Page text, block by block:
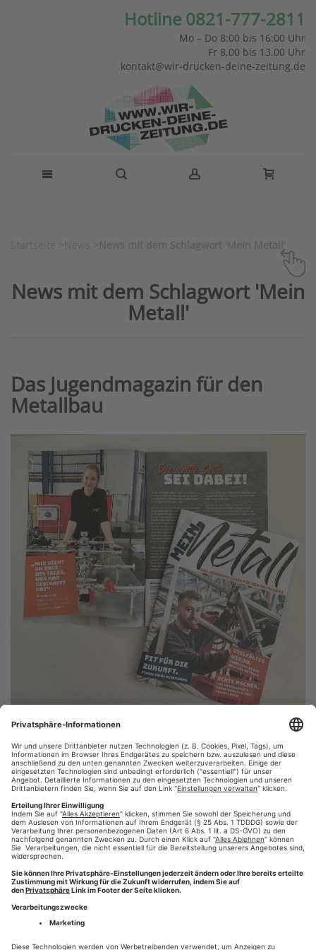
Hotline 0821-777-2811
Mo – Do 8:00 bis 16:00 Uhr
Fr 8.00 bis 13.00 Uhr
kontakt@wir-drucken-deine-zeitung.de
News mit dem Schlagwort 'Mein
Metall'
Das Jugendmagazin für den
Metallbau
Von Daniela Meeß 5 years ago
Stahlhart, praktisch und vielseitig: Das Jugendmagazin "Mein
Metall" begeistert junge Menschen für den Metallbau.
Weiterlesen
#Mein Metall,#Jugendmagazin,#berufswahl,#wir-
drucken-deine-zeitung,#augsburg,#zeitung online
#Zeitung drucken